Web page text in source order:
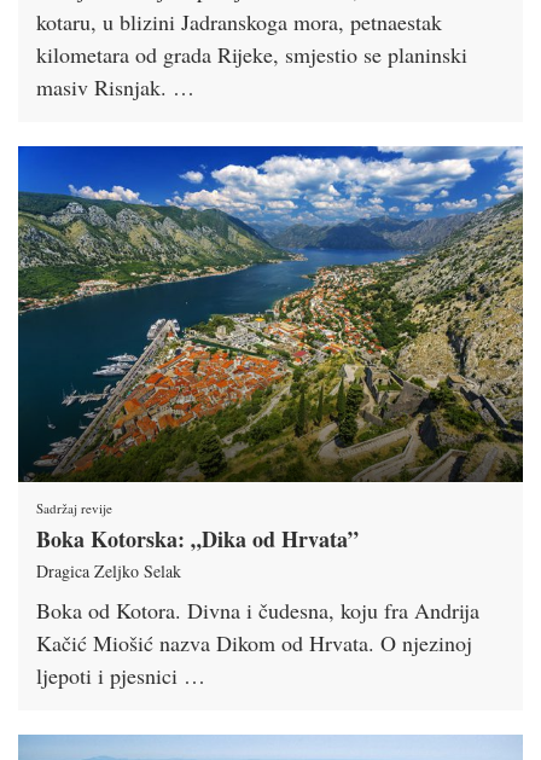
kotaru, u blizini Jadranskoga mora, petnaestak
kilometara od grada Rijeke, smjestio se planinski
masiv Risnjak. …
Sadržaj revije
Boka Kotorska: „Dika od Hrvata”
Dragica Zeljko Selak
Boka od Kotora. Divna i čudesna, koju fra Andrija
Kačić Miošić nazva Dikom od Hrvata. O njezinoj
ljepoti i pjesnici …